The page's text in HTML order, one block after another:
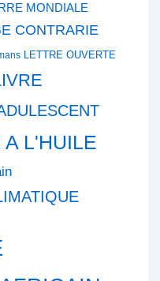
MONDIALE
CONTRARIE
LETTRE OUVERTE
A L'HUILE